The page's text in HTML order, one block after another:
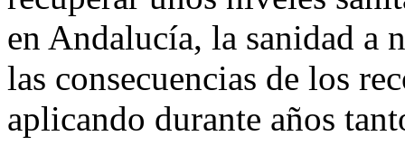
en Andalucía, la sanidad a
las consecuencias de los
aplicando durante años